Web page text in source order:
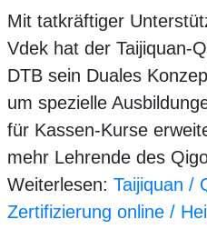
Mit tatkräftiger
Vdek hat der Taijiquan-
DTB sein Duales
um spezielle
für Kassen-Kurse
mehr Lehrende des
Weiterlesen: Taijiquan /
Zertifizierung online /